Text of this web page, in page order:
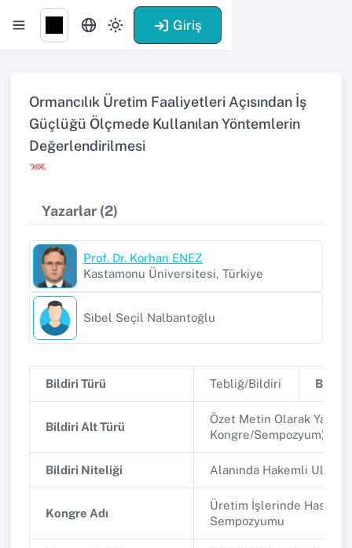
Giriş
Ormancılık Üretim Faaliyetleri Açısından İş
Güçlüğü Ölçmede Kullanılan Yöntemlerin
Değerlendirilmesi
Yazarlar (2)
Prof. Dr. Korhan ENEZ
Kastamonu Üniversitesi, Türkiye
Sibel Seçil Nalbantoğlu
Bildiri Türü Tebliğ/Bildiri Bildiri
Bildiri Alt Türü
Özet Metin Olarak
Kongre/Sempozyum)
Bildiri Niteliği Alanında Hakemli
Kongre Adı
Üretim İşlerinde Hassas
Sempozyumu